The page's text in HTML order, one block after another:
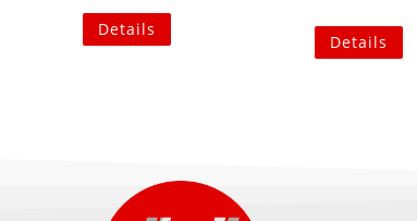
Details
Details